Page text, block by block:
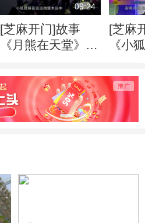
09:24
[芝麻开门]故事
《月熊在天堂》
[芝麻
《小